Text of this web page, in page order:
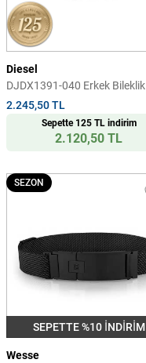
Diesel
DJDX1391-040 Erkek Bileklik
2.245,50 TL
Sepette 125 TL indirim
2.120,50 TL
SEPETTE %10 İNDİRİM
SEZON
Wesse